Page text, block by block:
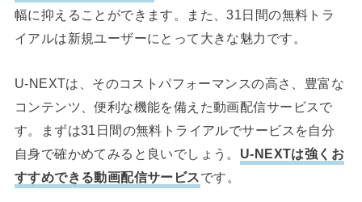
幅に抑えることができます。また、31日間の無料トラ
イアルは新規ユーザーにとって大きな魅力です。
U-NEXTは、そのコストパフォーマンスの高さ、豊富な
コンテンツ、便利な機能を備えた動画配信サービスで
す。まずは31日間の無料トライアルでサービスを自分
自身で確かめてみると良いでしょう。 U-NEXTは強くお
すすめできる動画配信サービスです。